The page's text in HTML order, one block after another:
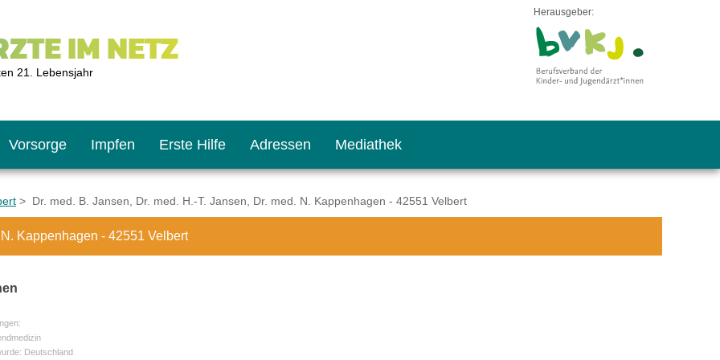
IM NETZ
21. Lebensjahr
Herausgeber:
Vorsorge Impfen Erste Hilfe Adressen Mediathek
> Dr. med. B. Jansen, Dr. med. H.-T. Jansen, Dr. med. N. Kappenhagen - 42551 Velbert
Kappenhagen - 42551 Velbert
Deutschland